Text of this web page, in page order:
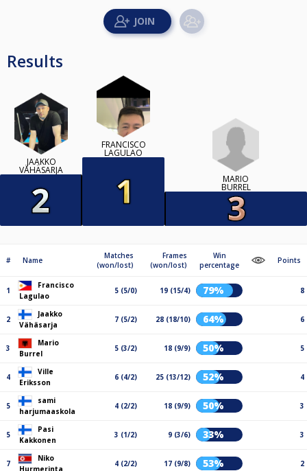
Results
JAAKKO
VÄHÄSARJA
FRANCISCO
LAGULAO
MARIO
BURREL
# Name
Matches
(won/lost)
Frames
(won/lost)
Win
percentage
Points
1
Francisco
Lagulao
5 (5/0) 19 (15/4) 79% 8
2
Jaakko
Vähäsarja
7 (5/2) 28 (18/10) 64% 6
3
Mario
Burrel
5 (3/2) 18 (9/9) 50% 5
4
Ville
Eriksson
6 (4/2) 25 (13/12) 52% 4
5
sami
harjumaaskola
4 (2/2) 18 (9/9) 50% 3
5
Pasi
Kakkonen
3 (1/2) 9 (3/6) 33% 3
7
Niko
4 (2/2) 17 (9/8) 53% 2